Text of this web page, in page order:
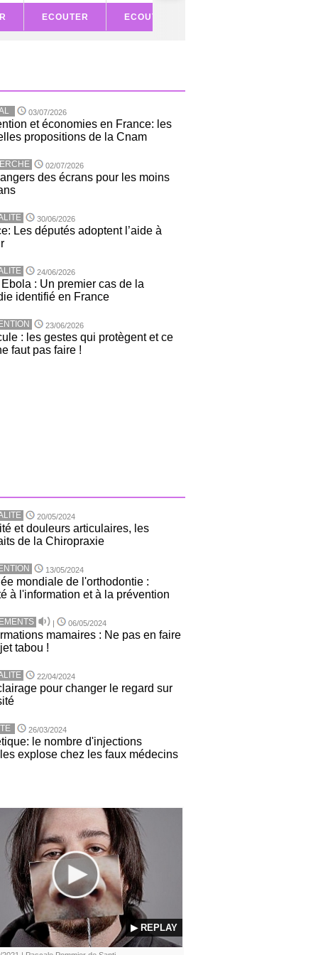
ECOUTER ECOUTER
03/07/2026
et économies en France: les
propositions de la Cnam
02/07/2026
des écrans pour les moins
30/06/2026
Les députés adoptent l’aide à
24/06/2026
: Un premier cas de la
identifié en France
23/06/2026
: les gestes qui protègent et ce
faut pas faire !
20/05/2024
et douleurs articulaires, les
de la Chiropraxie
13/05/2024
mondiale de l'orthodontie :
à l'information et à la prévention
| 06/05/2024
mamaires : Ne pas en faire
tabou !
22/04/2024
pour changer le regard sur
26/03/2024
le nombre d'injections
explose chez les faux médecins
▶ REPLAY